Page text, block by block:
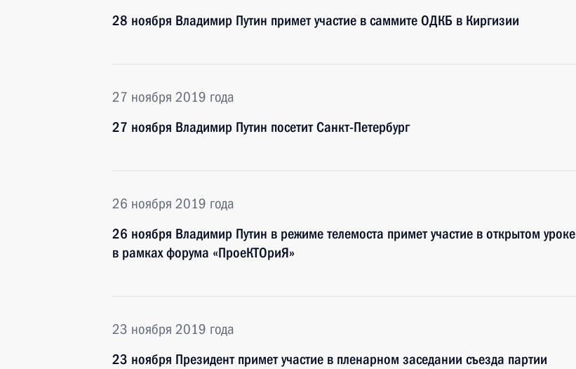
28 ноября Владимир Путин примет участие в саммите ОДКБ в Киргизии
27 ноября 2019 года
27 ноября Владимир Путин посетит Санкт-Петербург
26 ноября 2019 года
26 ноября Владимир Путин в режиме телемоста примет участие в открытом уроке
в рамках форума «ПроеКТОриЯ»
23 ноября 2019 года
23 ноября Президент примет участие в пленарном заседании съезда партии